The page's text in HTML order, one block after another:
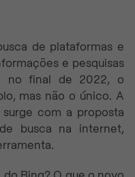
de plataformas e
e pesquisas
no final de 2022, o
mas não o único. A
com a proposta
busca na internet,